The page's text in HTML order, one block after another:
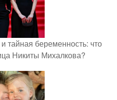
тайная беременность: что
Никиты Михалкова?